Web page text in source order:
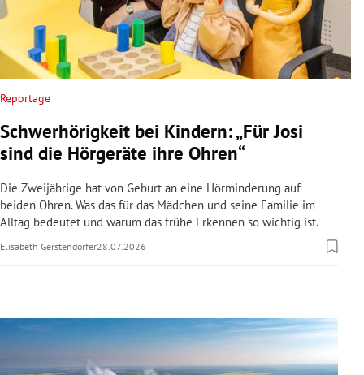
Untermenü
Untermenü
Untermenü
Untermenü
Untermenü
Untermenü
Untermenü
Untermenü
Reportage
Schwerhörigkeit bei Kindern: „Für Josi
sind die Hörgeräte ihre Ohren“
Die Zweijährige hat von Geburt an eine Hörminderung auf
beiden Ohren. Was das für das Mädchen und seine Familie im
Alltag bedeutet und warum das frühe Erkennen so wichtig ist.
Elisabeth Gerstendorfer28.07.2026